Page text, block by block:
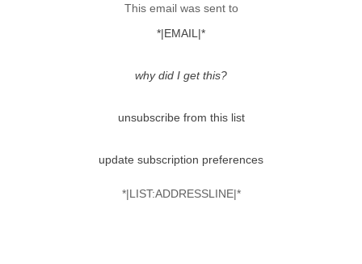
This email was sent to
*|EMAIL|*
why did I get this?
unsubscribe from this list
update subscription preferences
*|LIST:ADDRESSLINE|*